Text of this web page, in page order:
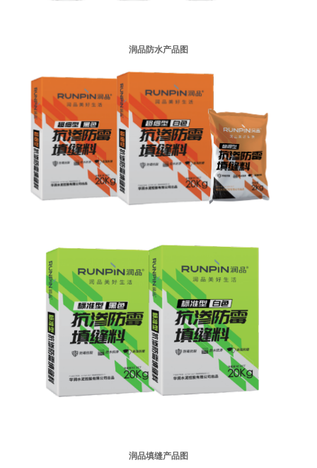
润品防水产品图
润品填缝产品图